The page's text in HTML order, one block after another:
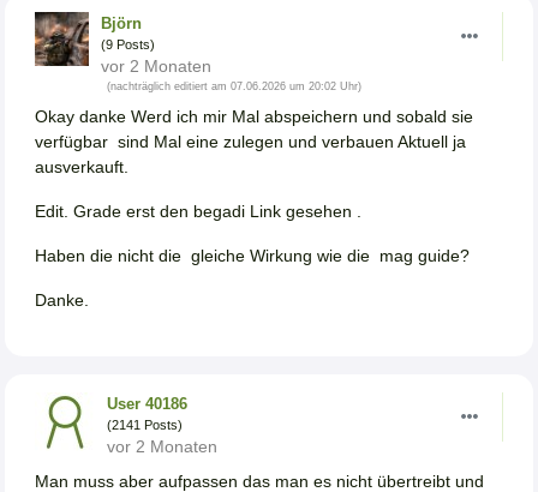
Björn
(9 Posts)
vor 2 Monaten
(nachträglich editiert am 07.06.2026 um 20:02 Uhr)
Okay danke Werd ich mir Mal abspeichern und sobald sie
verfügbar sind Mal eine zulegen und verbauen Aktuell ja
ausverkauft.
Edit. Grade erst den begadi Link gesehen .
Haben die nicht die gleiche Wirkung wie die mag guide?
Danke.
User 40186
(2141 Posts)
vor 2 Monaten
Man muss aber aufpassen das man es nicht übertreibt und